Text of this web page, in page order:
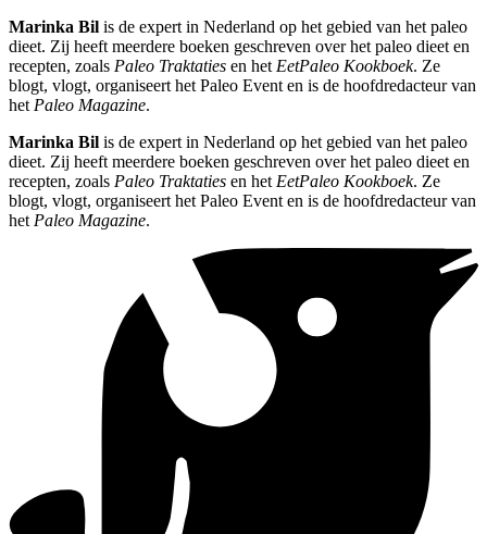
Marinka Bil is de expert in Nederland op het gebied van het paleo
dieet. Zij heeft meerdere boeken geschreven over het paleo dieet en
recepten, zoals Paleo Traktaties en het EetPaleo Kookboek. Ze
blogt, vlogt, organiseert het Paleo Event en is de hoofdredacteur van
het Paleo Magazine.
Marinka Bil is de expert in Nederland op het gebied van het paleo
dieet. Zij heeft meerdere boeken geschreven over het paleo dieet en
recepten, zoals Paleo Traktaties en het EetPaleo Kookboek. Ze
blogt, vlogt, organiseert het Paleo Event en is de hoofdredacteur van
het Paleo Magazine.